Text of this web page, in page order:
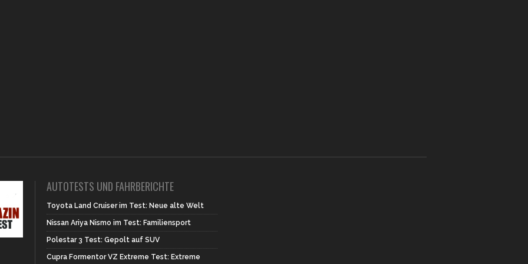
AUTOTESTS UND FAHRBERICHTE
Toyota Land Cruiser im Test: Neue alte Welt
Nissan Ariya Nismo im Test: Familiensport
Polestar 3 Test: Gepolt auf SUV
Cupra Formentor VZ Extreme Test: Extreme